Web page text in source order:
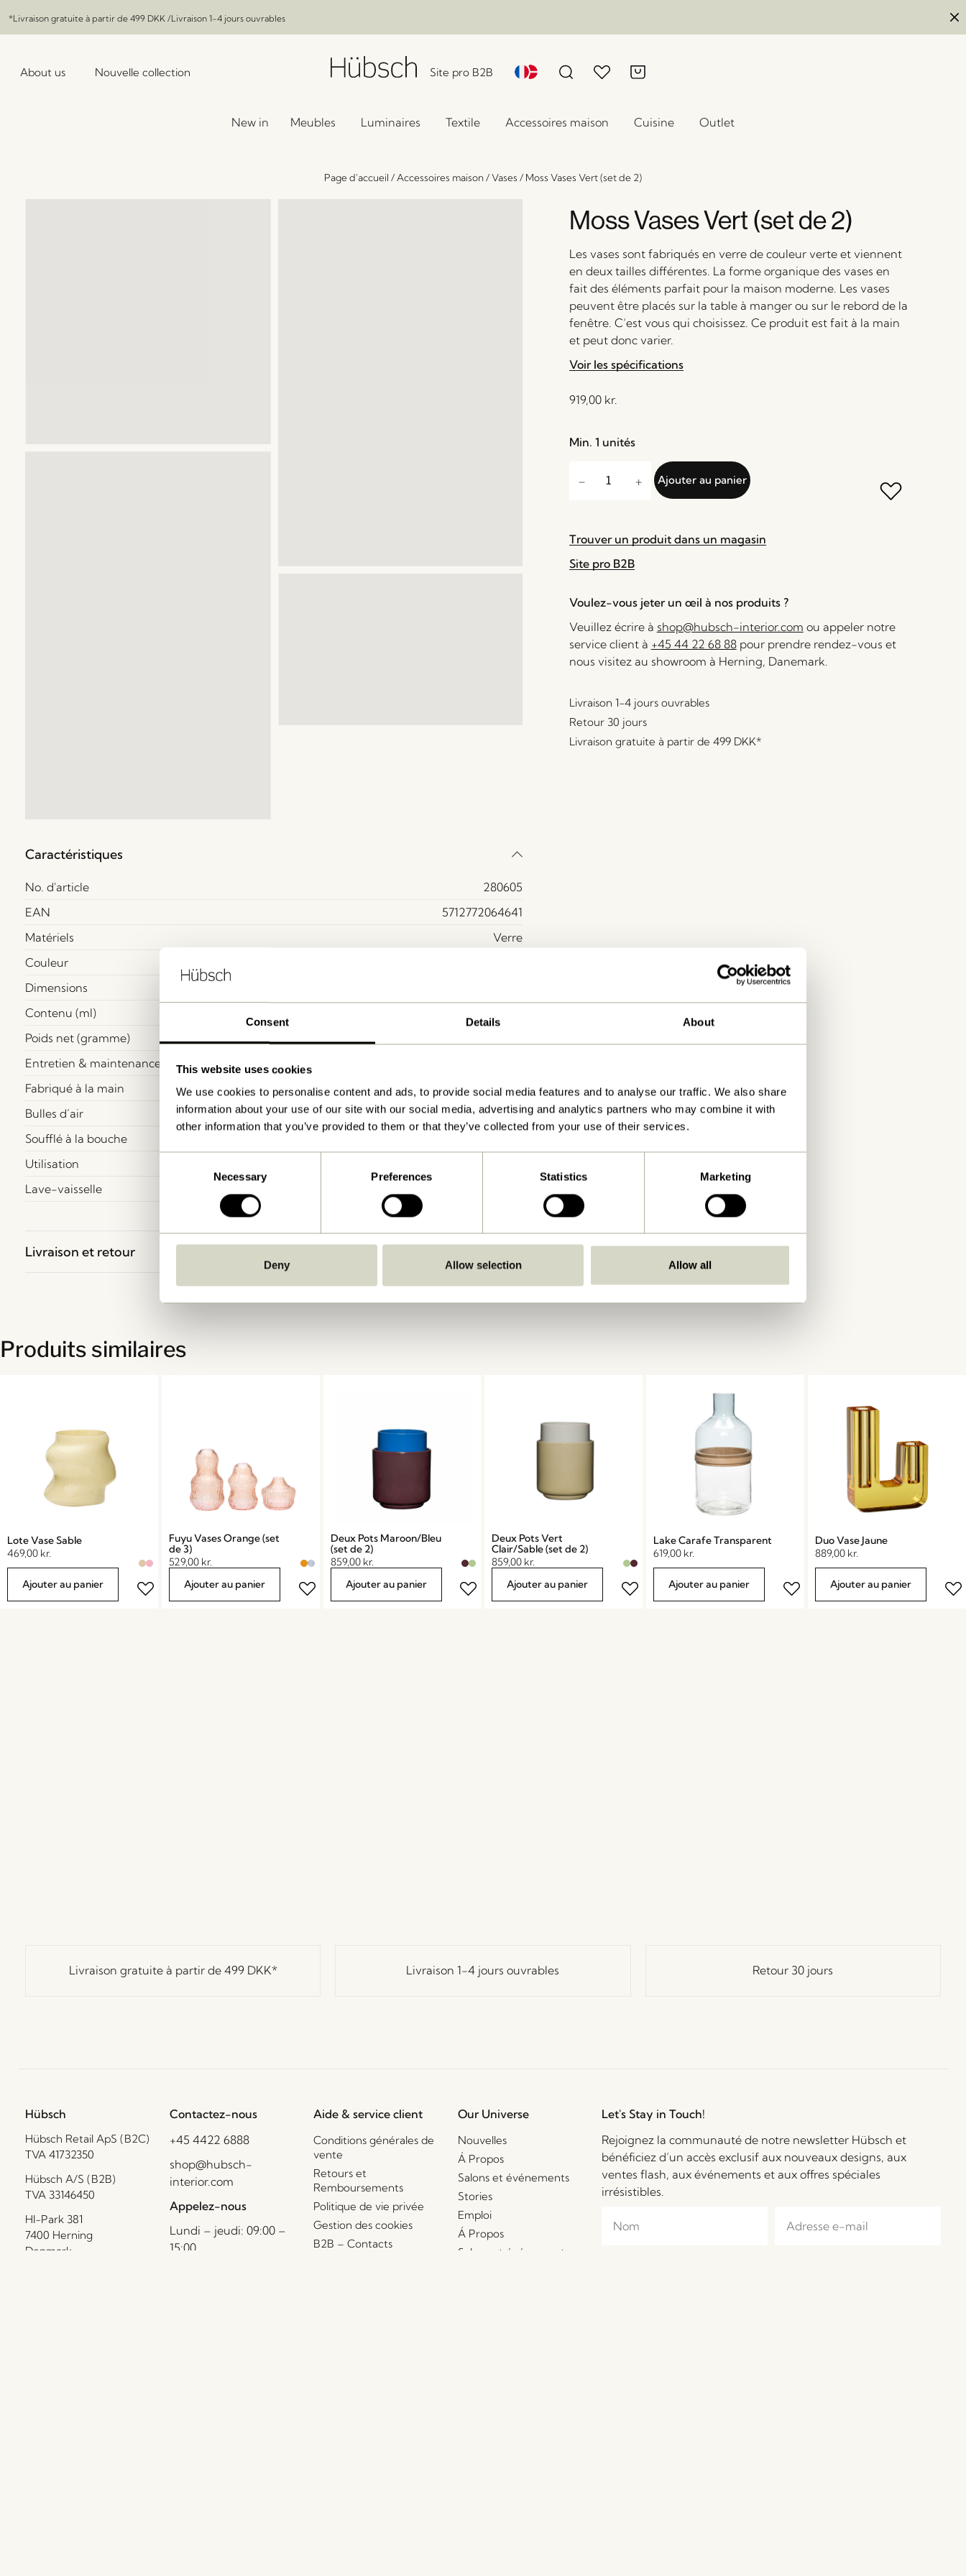
Consent Details About
This website uses cookies
We use cookies to personalise content and ads, to provide social media features and to analyse our traffic. We also share
information about your use of our site with our social media, advertising and analytics partners who may combine it with
other information that you’ve provided to them or that they’ve collected from your use of their services.
Necessary Preferences Statistics Marketing
Deny Allow selection Allow all
*Livraison gratuite à partir de 499 DKK /Livraison 1-4 jours ouvrables
About us Nouvelle collection Site pro B2B
New in Meubles Luminaires Textile Accessoires maison Cuisine Outlet
Page d'accueil / Accessoires maison/Vases / Moss Vases Vert (set de 2)
Caractéristiques
No. d'article
280605
EAN
5712772064641
Matériels
Verre
Couleur
Dimensions
Contenu (ml)
Poids net (gramme)
Entretien & maintenance
Fabriqué à la main
Oui
Bulles d´air
Non
Soufflé à la bouche
Utilisation
Lave-vaisselle
Livraison et retour
Moss Vases Vert (set de 2)
Les vases sont fabriqués en verre de couleur verte et viennent
en deux tailles différentes. La forme organique des vases en
fait des éléments parfait pour la maison moderne. Les vases
peuvent être placés sur la table à manger ou sur le rebord de la
fenêtre. C’est vous qui choisissez. Ce produit est fait à la main
et peut donc varier.
Voir les spécifications
919,00 kr.
Min. 1 unités
Ajouter au panier
Trouver un produit dans un magasin
Site pro B2B
Voulez-vous jeter un œil à nos produits ?
Veuillez écrire à shop@hubsch-interior.com ou appeler notre
service client à +45 44 22 68 88pour prendre rendez-vous et
nous visitez au showroom à Herning, Danemark.
Livraison 1-4 jours ouvrables
Retour 30 jours
Livraison gratuite à partir de 499 DKK*
Produits similaires
Lote Vase Sable
469,00 kr.
Ajouter au panier
Fuyu Vases Orange (set
de 3)
529,00 kr.
Ajouter au panier
Deux Pots Maroon/Bleu
(set de 2)
859,00 kr.
Ajouter au panier
Deux Pots Vert
Clair/Sable (set de 2)
859,00 kr.
Ajouter au panier
Lake Carafe Transparent
619,00 kr.
Ajouter au panier
Duo Vase Jaune
889,00 kr.
Ajouter au panier
Livraison gratuite à partir de 499 DKK* Livraison 1-4 jours ouvrables Retour 30 jours
Hübsch
Hübsch Retail ApS (B2C)
TVA 41732350
Hübsch A/S (B2B)
TVA 33146450
HI-Park 381
7400 Herning
Denmark
Contactez-nous
+45 4422 6888
shop@hubsch-
interior.com
Appelez-nous
Lundi – jeudi: 09:00 –
15:00
Aide & service client
Conditions générales de
vente
Retours et
Remboursements
Politique de vie privée
Gestion des cookies
B2B – Contacts
Our Universe
Nouvelles
Á Propos
Salons et événements
Stories
Emploi
Á Propos
Salons et événements
Let's Stay in Touch!
Rejoignez la communauté de notre newsletter Hübsch et
bénéficiez d’un accès exclusif aux nouveaux designs, aux
ventes flash, aux événements et aux offres spéciales
irrésistibles.